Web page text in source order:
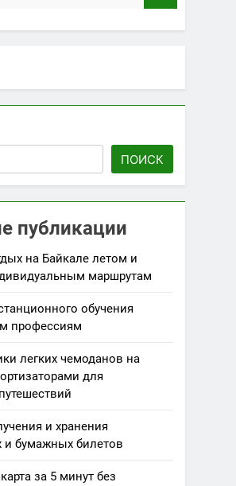
ПОИСК
публикации
на Байкале летом и
маршрутам
обучения
профессиям
легких чемоданов на
для
и хранения
и бумажных билетов
за 5 минут без